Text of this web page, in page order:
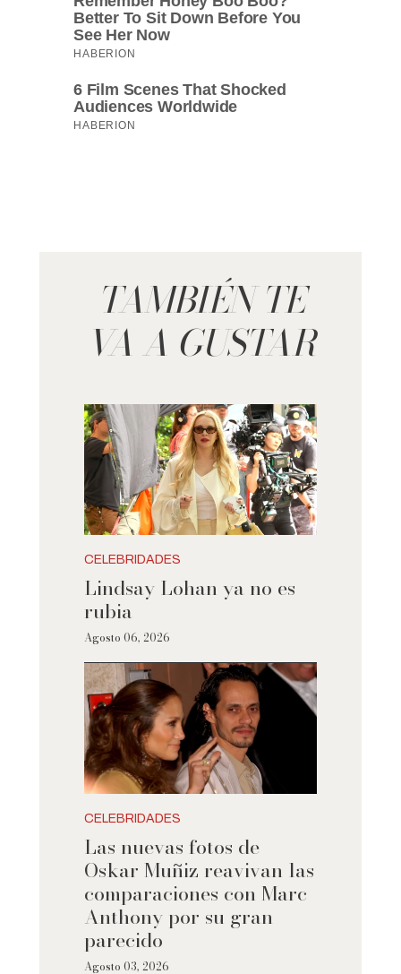
TAMBIÉN TE
VA A GUSTAR
CELEBRIDADES
Lindsay Lohan ya no es
rubia
Agosto 06, 2026
CELEBRIDADES
Las nuevas fotos de
Oskar Muñiz reavivan las
comparaciones con Marc
Anthony por su gran
parecido
Agosto 03, 2026